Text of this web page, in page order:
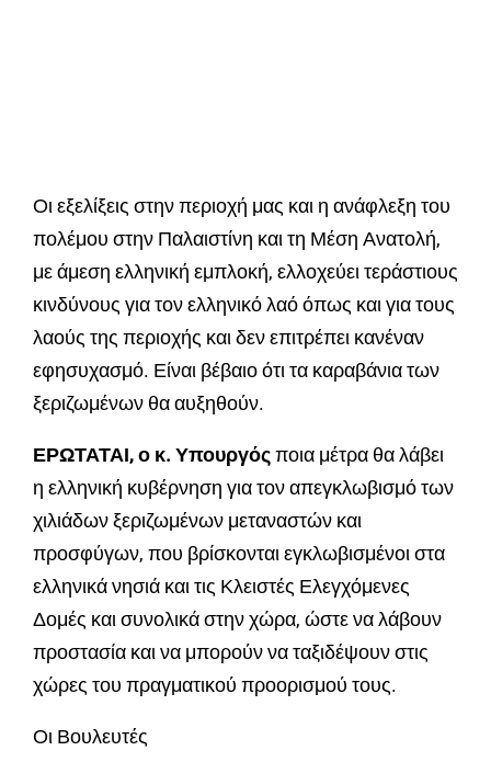
Οι εξελίξεις στην περιοχή μας και η ανάφλεξη του
πολέμου στην Παλαιστίνη και τη Μέση Ανατολή,
με άμεση ελληνική εμπλοκή, ελλοχεύει τεράστιους
κινδύνους για τον ελληνικό λαό όπως και για τους
λαούς της περιοχής και δεν επιτρέπει κανέναν
εφησυχασμό. Είναι βέβαιο ότι τα καραβάνια των
ξεριζωμένων θα αυξηθούν.
ΕΡΩΤΑΤΑΙ, ο κ. Υπουργόςποια μέτρα θα λάβει
η ελληνική κυβέρνηση για τον απεγκλωβισμό των
χιλιάδων ξεριζωμένων μεταναστών και
προσφύγων, που βρίσκονται εγκλωβισμένοι στα
ελληνικά νησιά και τις Κλειστές Ελεγχόμενες
Δομές και συνολικά στην χώρα, ώστε να λάβουν
προστασία και να μπορούν να ταξιδέψουν στις
χώρες του πραγματικού προορισμού τους.
Οι Βουλευτές